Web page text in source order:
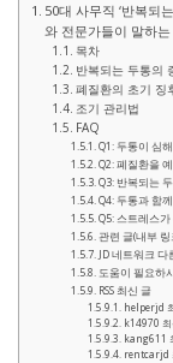
50대 사무직 ‘반복되
와 전문가들이 말하
목차
반복되는 두통의
폐질환의 초기 징
조기 관리법
FAQ
Q1: 두통이 심
Q2: 폐질환을
Q3: 반복되는
Q4: 두통과 함
Q5: 스트레스
관련 글(내부 링
JD 네트워크 다
도움이 필요하
RSS 최신 글
helperjd
k14970 최
kang611
rentcarjd